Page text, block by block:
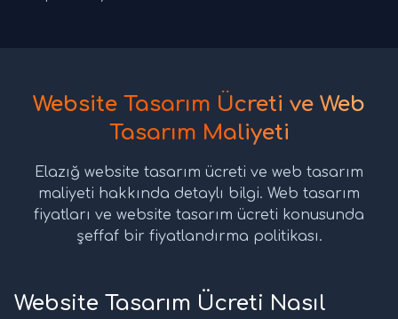
Website Tasarım Ücreti ve Web
Tasarım Maliyeti
Elazığ website tasarım ücreti ve web tasarım
maliyeti hakkında detaylı bilgi. Web tasarım
fiyatları ve website tasarım ücreti konusunda
şeffaf bir fiyatlandırma politikası.
Website Tasarım Ücreti Nasıl